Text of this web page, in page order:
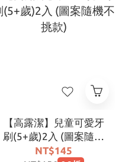
【高露潔】兒童可愛牙
刷(5+歲)2入 (圖案隨機
不挑款)
NT$145